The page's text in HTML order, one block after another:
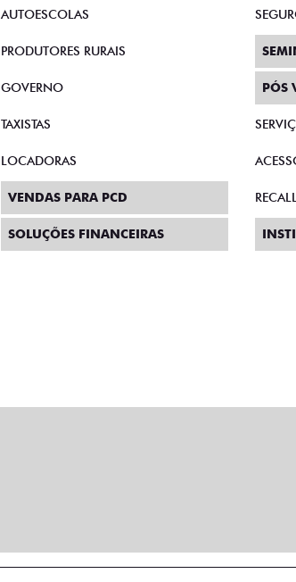
FLEX 2026
FLEX 1.0
FASTBACK TURBO 200
FASTBACK TURBO
T200
De: R$
R$
DE AJUDA OU